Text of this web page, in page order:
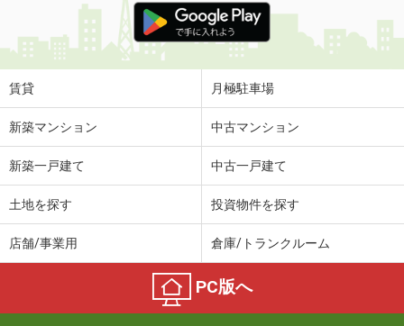
賃貸 月極駐車場
新築マンション 中古マンション
新築一戸建て 中古一戸建て
土地を探す 投資物件を探す
店舗/事業用 倉庫/トランクルーム
PC版へ